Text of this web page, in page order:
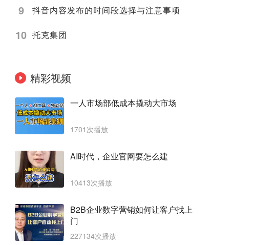
9 抖音内容发布的时间段选择与注意事项
10 托克集团
精彩视频
一人市场部低成本撬动大市场
1701次播放
AI时代，企业官网要怎么建
10413次播放
B2B企业数字营销如何让客户找上
门
227134次播放